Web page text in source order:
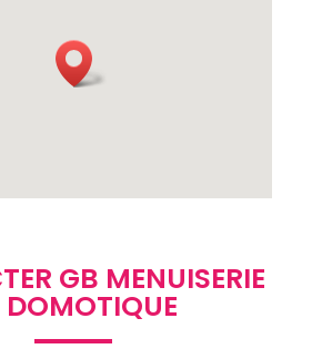
GB MENUISERIE
DOMOTIQUE